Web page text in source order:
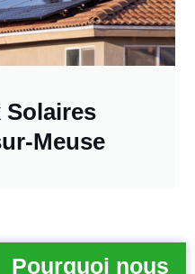
Solaires
Meuse
Pourquoi nous